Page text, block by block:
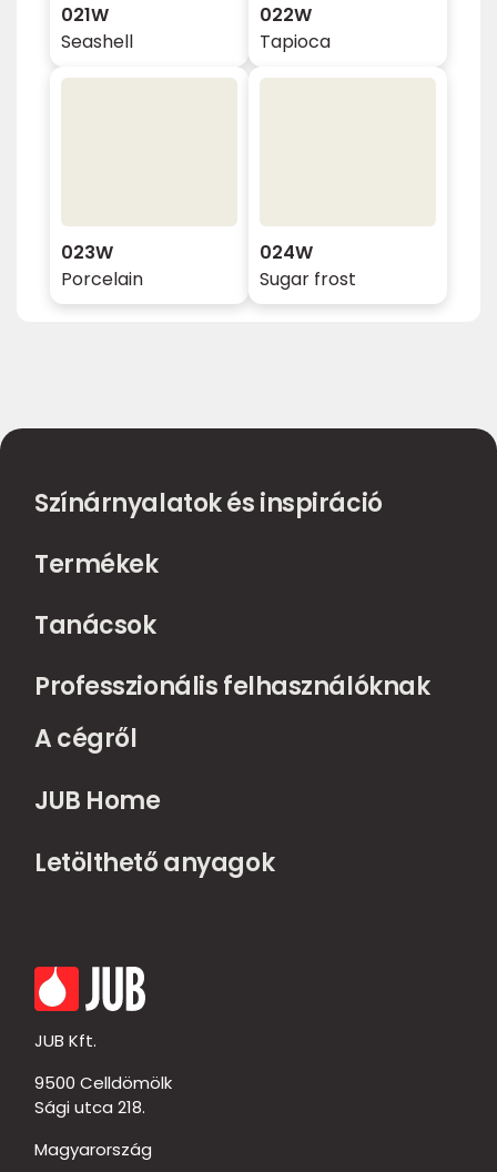
021W
Seashell
022W
Tapioca
023W
Porcelain
024W
Sugar frost
Színárnyalatok és inspiráció
Termékek
Tanácsok
Professzionális felhasználóknak
A cégről
JUB Home
Letölthető anyagok
JUB Kft.
9500 Celldömölk
Sági utca 218.
Magyarország